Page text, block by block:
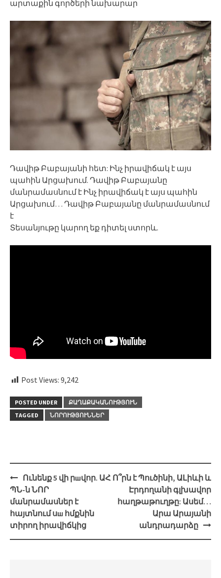
արտաքին գործերի նախարար
Դավիթ Բաբայանի հետ: Ինչ իրավիճակ է այս
պահին Արցախում. Դավիթ Բաբայանը
մանրամասնում է Ինչ իրավիճակ է այս պահին
Արցախում… Դավիթ Բաբայանը մանրամասնում
է
Տեսանյութը կարող եք դիտել ստորև.
Post Views: 9,242
POSTED UNDER
ՔԱՂԱՔԱԿԱՆՈՒԹՅՈՒՆ
TAGGED
ՆՈՐՈՒԹՅՈՒՆՆԵՐ
Post
navigation
Ունենք 5 վի րшվոր. ԱՀ
ՊՆ-ն ՆՈՐ
մանրամասներ է
հայտնում սш հմքնին
տիրող իրավիճկից
Ո՞րն է Պուծինի, ԱԼիևի և
Էրդողանի գլխավոր
հաղթաթուղթը: Ասեմ…
Արա Արայանի
անդրադարձը